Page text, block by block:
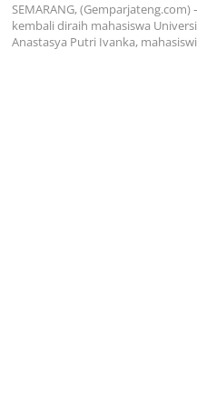
SEMARANG,
kembali diraih mahasiswa
Anastasya Putri Ivanka,